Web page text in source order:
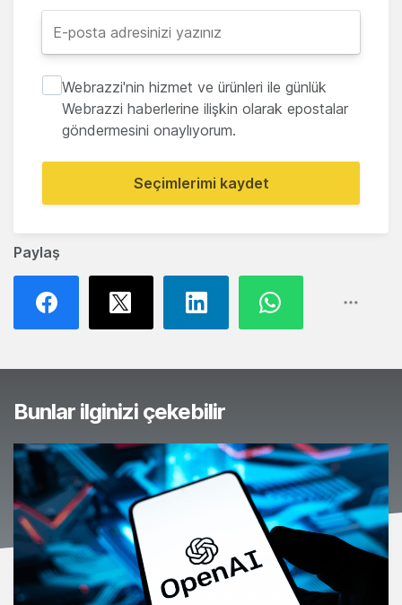
Paylaş
Webrazzi'nin hizmet ve ürünleri ile günlük
Webrazzi haberlerine ilişkin olarak epostalar
göndermesini onaylıyorum.
Seçimlerimi kaydet
Bunlar ilginizi çekebilir